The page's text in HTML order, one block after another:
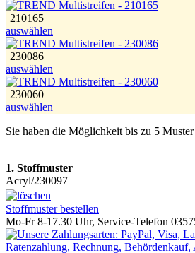
210165
auswählen
230086
auswählen
230060
auswählen
Sie haben die Möglichkeit bis zu 5
1. Stoffmuster
Acryl/230097
Stoffmuster bestellen
Mo-Fr 8-17.30 Uhr, Service-Telefon